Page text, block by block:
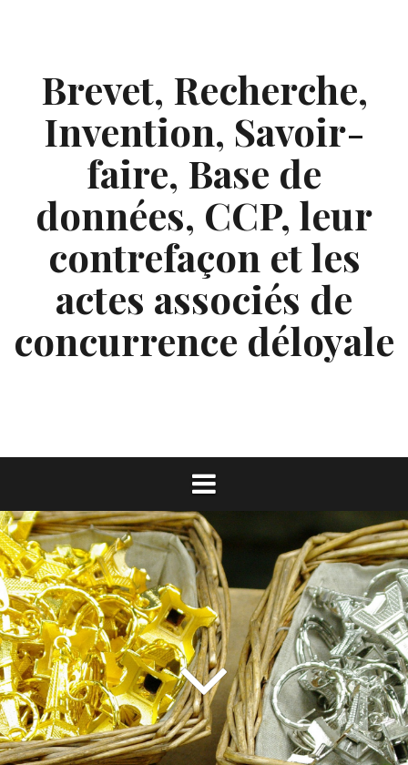
Brevet, Recherche,
Invention, Savoir-
faire, Base de
données, CCP, leur
contrefaçon et les
actes associés de
concurrence déloyale